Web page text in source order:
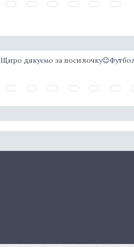
Щиро дякуємо за